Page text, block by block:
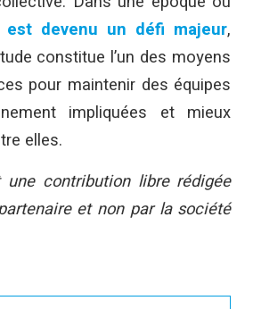
est devenu un défi majeur,
constitue l’un des moyens
pour maintenir des équipes
impliquées et mieux
elles.
contribution libre rédigée
et non par la société